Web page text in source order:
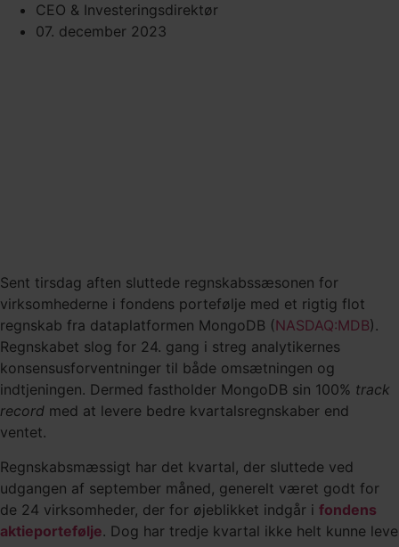
CEO & Investeringsdirektør
07. december 2023
Sent tirsdag aften sluttede regnskabssæsonen for
virksomhederne i fondens portefølje med et rigtig flot
regnskab fra dataplatformen MongoDB (NASDAQ:MDB).
Regnskabet slog for 24. gang i streg analytikernes
konsensusforventninger til både omsætningen og
indtjeningen. Dermed fastholder MongoDB sin 100% track
record med at levere bedre kvartalsregnskaber end
ventet.
Regnskabsmæssigt har det kvartal, der sluttede ved
udgangen af september måned, generelt været godt for
de 24 virksomheder, der for øjeblikket indgår i fondens
aktieportefølje. Dog har tredje kvartal ikke helt kunne leve